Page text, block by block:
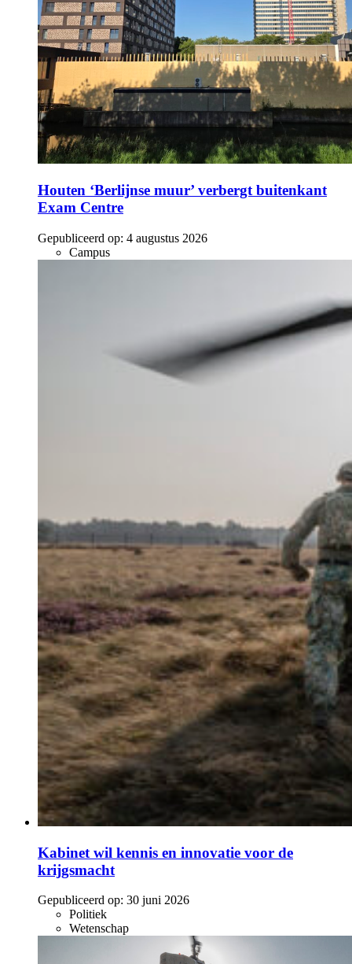
Houten ‘Berlijnse muur’ verbergt buitenkant
Exam Centre
Gepubliceerd op: 4 augustus 2026
Campus
Kabinet wil kennis en innovatie voor de
krijgsmacht
Gepubliceerd op: 30 juni 2026
Politiek
Wetenschap